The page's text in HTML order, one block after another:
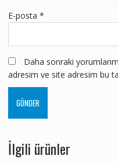
E-posta *
Daha sonraki
adresim ve site adresim bu
İlgili ürünler